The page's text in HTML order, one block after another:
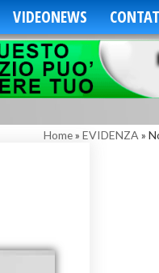
VIDEONEWS
Home» EVIDENZA »